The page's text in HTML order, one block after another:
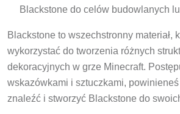
Blackstone do celów budowlanych
Blackstone to wszechstronny materiał,
wykorzystać do tworzenia różnych
dekoracyjnych w grze Minecraft.
wskazówkami i sztuczkami, powinieneś
znaleźć i stworzyć Blackstone do